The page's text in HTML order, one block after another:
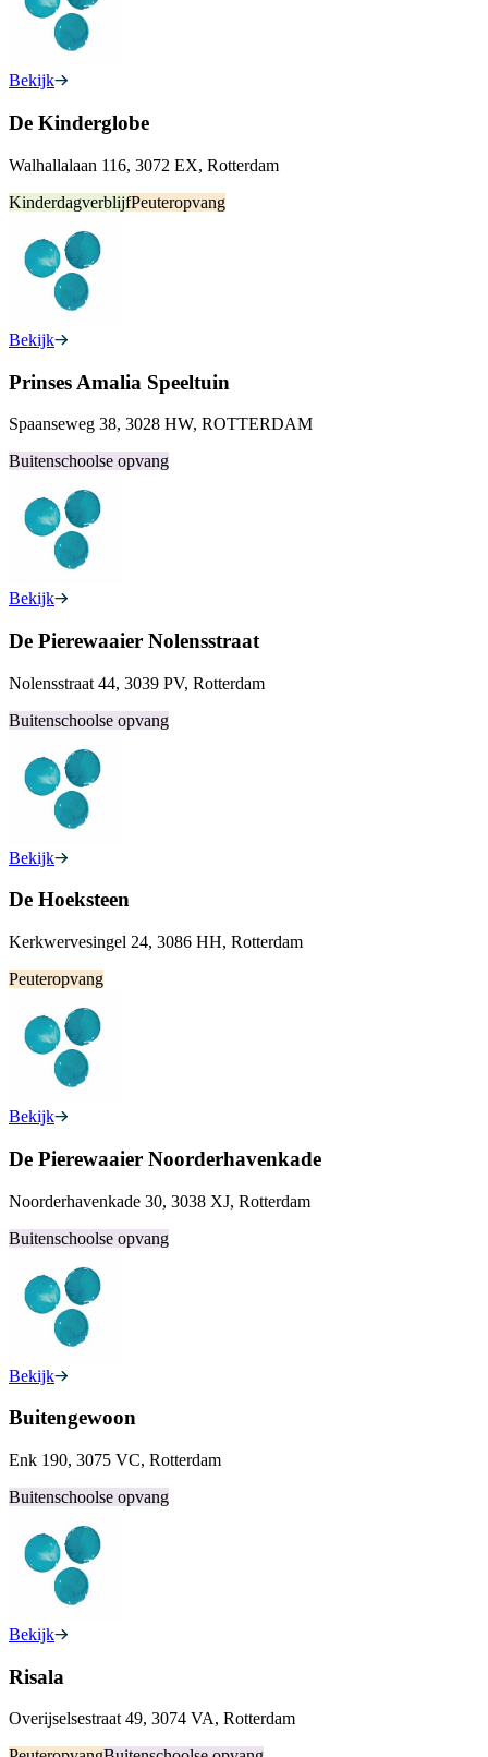
Bekijk
De Kinderglobe
Walhallalaan 116, 3072 EX, Rotterdam
KinderdagverblijfPeuteropvang
Bekijk
Prinses Amalia Speeltuin
Spaanseweg 38, 3028 HW, ROTTERDAM
Buitenschoolse opvang
Bekijk
De Pierewaaier Nolensstraat
Nolensstraat 44, 3039 PV, Rotterdam
Buitenschoolse opvang
Bekijk
De Hoeksteen
Kerkwervesingel 24, 3086 HH, Rotterdam
Peuteropvang
Bekijk
De Pierewaaier Noorderhavenkade
Noorderhavenkade 30, 3038 XJ, Rotterdam
Buitenschoolse opvang
Bekijk
Buitengewoon
Enk 190, 3075 VC, Rotterdam
Buitenschoolse opvang
Bekijk
Risala
Overijselsestraat 49, 3074 VA, Rotterdam